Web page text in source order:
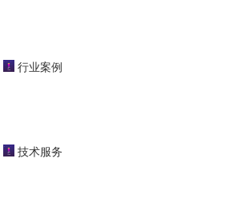
行业案例
技术服务